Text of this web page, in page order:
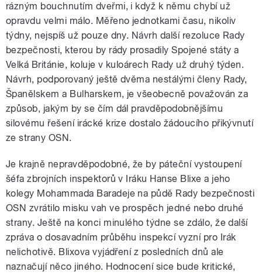
rázným bouchnutím dveřmi, i když k němu chybí už
opravdu velmi málo. Měřeno jednotkami času, nikoliv
týdny, nejspíš už pouze dny. Návrh další rezoluce Rady
bezpečnosti, kterou by rády prosadily Spojené státy a
Velká Británie, koluje v kuloárech Rady už druhý týden.
Návrh, podporovaný ještě dvěma nestálými členy Rady,
Španělskem a Bulharskem, je všeobecně považován za
způsob, jakým by se čím dál pravděpodobnějšímu
silovému řešení irácké krize dostalo žádoucího přikývnutí
ze strany OSN.
Je krajně nepravděpodobné, že by páteční vystoupení
šéfa zbrojních inspektorů v Iráku Hanse Blixe a jeho
kolegy Mohammada Baradeje na půdě Rady bezpečnosti
OSN zvrátilo misku vah ve prospěch jedné nebo druhé
strany. Ještě na konci minulého týdne se zdálo, že další
zpráva o dosavadním průběhu inspekcí vyzní pro Irák
nelichotivě. Blixova vyjádření z posledních dnů ale
naznačují něco jiného. Hodnocení sice bude kritické,